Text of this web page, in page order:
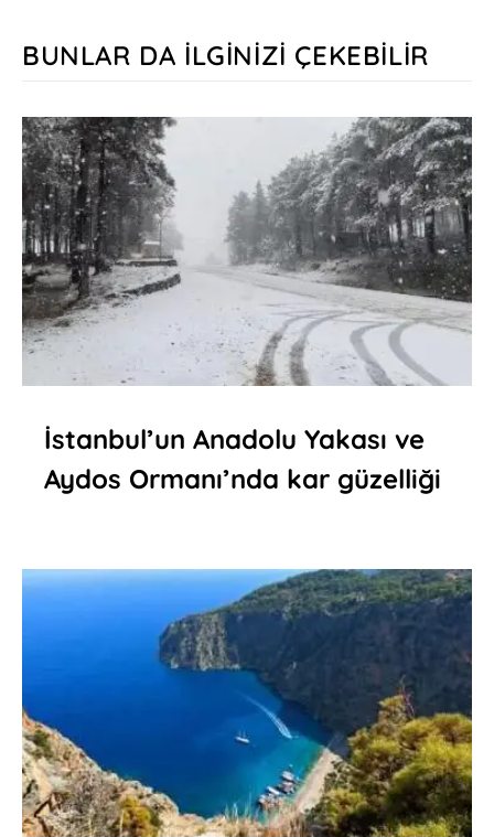
BUNLAR DA İLGINIZI ÇEKEBILIR
İstanbul’un Anadolu Yakası ve
Aydos Ormanı’nda kar güzelliği